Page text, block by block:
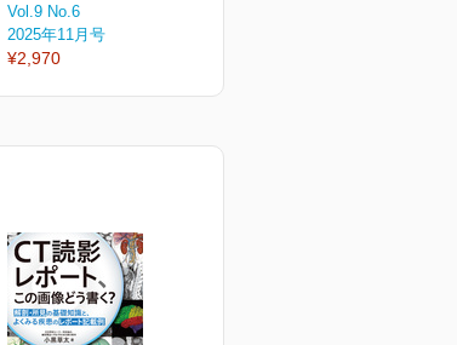
Vol.9 No.6
2025年11月号
¥2,970